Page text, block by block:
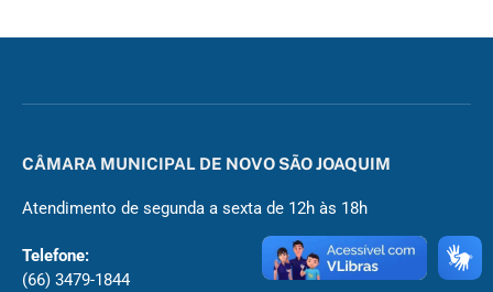
CÂMARA MUNICIPAL DE NOVO SÃO JOAQUIM
Atendimento de segunda a sexta de 12h às 18h
Telefone:
(66) 3479-1844